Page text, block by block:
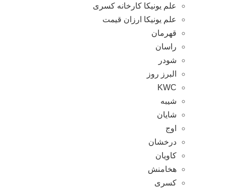
علم یونیکا کارخانه کسری
علم یونیکا ارزان قیمت
قهرمان
راسان
شودر
البرز روز
KWC
شیبه
شایان
اوج
درخشان
کاویان
هخامنش
کسری